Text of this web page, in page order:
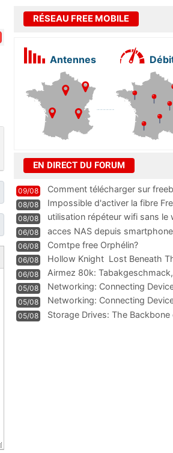
RÉSEAU FREE MOBILE
Antennes
EN DIRECT DU FORUM
09/08 Comment télécharger sur
08/08
Impossible d'activer la fibre
résiliation
08/08 utilisation répéteur wifi sans le
06/08 acces NAS depuis smartphone
06/08 Comtpe free Orphélin?
06/08 Hollow Knight  Lost Beneath
06/08
Airmez 80k:
Technologie und Leistung im
05/08 Networking: Connecting
05/08
Networking: Connecting
Information
05/08
Storage Drives: The Backbone